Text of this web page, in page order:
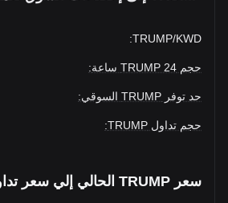
TRUMP/KWD
:
حجم TRUMP 24 ساعة :
حد توفر TRUMP السوقي :
حجم تداول TRUMP :
سعر TRUMP الحالي إلي سعر تداول KWD